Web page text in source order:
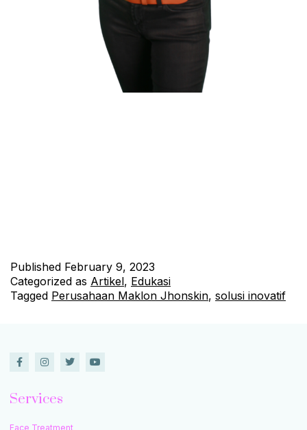
Published February 9, 2023
Categorized as Artikel, Edukasi
Tagged Perusahaan Maklon Jhonskin, solusi inovatif
Services
Face Treatment